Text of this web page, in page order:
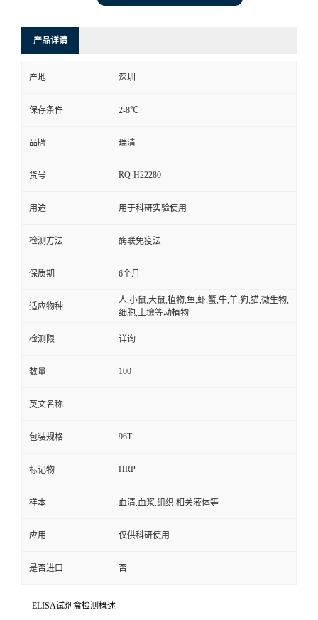
产品详请
产地 深圳
保存条件 2-8℃
品牌 瑞清
货号 RQ-H22280
用途 用于科研实验使用
检测方法 酶联免疫法
保质期 6个月
适应物种
人,小鼠,大鼠,植物,鱼,虾,蟹,牛,羊,狗,猫,微生物,
细胞,土壤等动植物
检测限 详询
数量 100
英文名称
包装规格 96T
标记物 HRP
样本 血清.血浆.组织.相关液体等
应用 仅供科研使用
是否进口 否
ELISA试剂盒检测概述